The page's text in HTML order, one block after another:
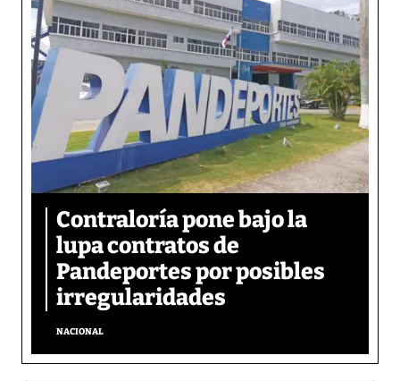
Contraloría pone bajo la
lupa contratos de
Pandeportes por posibles
irregularidades
NACIONAL